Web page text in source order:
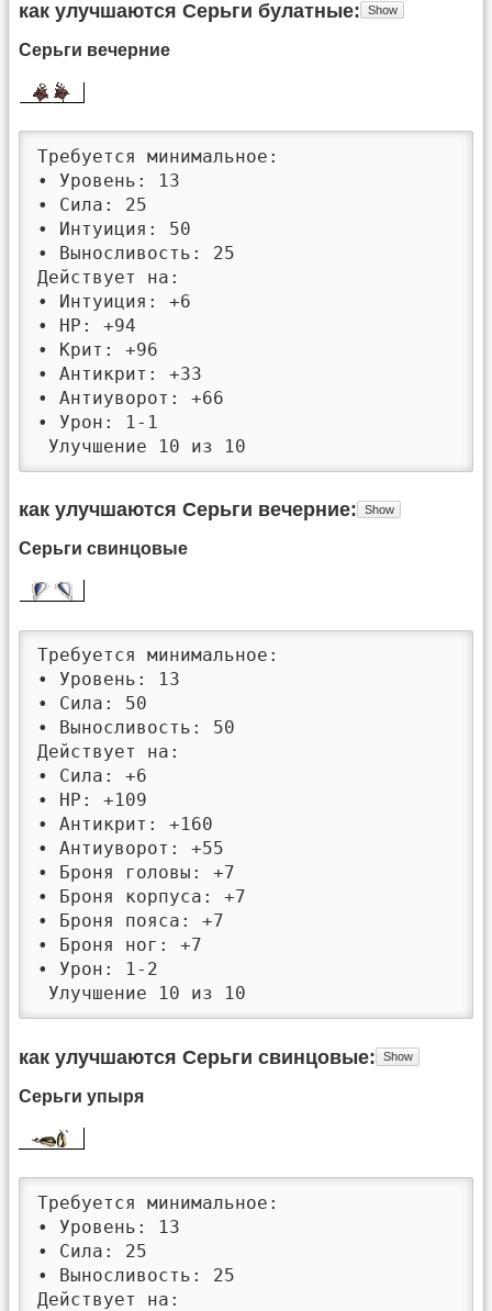
как улучшаются Серьги булатные
Серьги вечерние
Требуется минимальное:
• Уровень: 13
• Сила: 25
• Интуиция: 50
• Выносливость: 25
Действует на:
• Интуиция: +6
• HP: +94
• Крит: +96
• Антикрит: +33
• Антиуворот: +66
• Урон: 1-1
Улучшение 10 из 10
как улучшаются Серьги вечерние
Серьги свинцовые
Требуется минимальное:
• Уровень: 13
• Сила: 50
• Выносливость: 50
Действует на:
• Сила: +6
• HP: +109
• Антикрит: +160
• Антиуворот: +55
• Броня головы: +7
• Броня корпуса: +7
• Броня пояса: +7
• Броня ног: +7
• Урон: 1-2
Улучшение 10 из 10
как улучшаются Серьги свинцовые
Серьги упыря
Требуется минимальное:
• Уровень: 13
• Сила: 25
• Выносливость: 25
Действует на: